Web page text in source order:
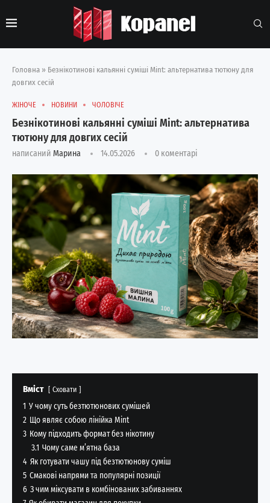
Головна » Безнікотинові кальянні суміші Mint: альтернатива тютюну для
довгих сесій
ЖІНОЧЕ НОВИНИ ЧОЛОВІЧЕ
Безнікотинові кальянні суміші Mint: альтернатива
тютюну для довгих сесій
написаний Марина 14.05.2026 0 коментарі
Вміст Сховати
1 У чому суть безтютюнових сумішей
2 Що являє собою лінійка Mint
3 Кому підходить формат без нікотину
3.1 Чому саме м’ятна база
4 Як готувати чашу під безтютюнову суміш
5 Смакові напрями та популярні позиції
6 З чим міксувати в комбінованих забиваннях